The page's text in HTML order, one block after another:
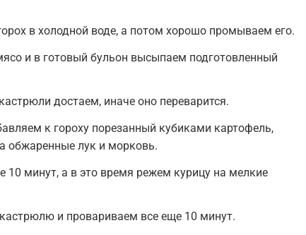
в холодной воде, а потом хорошо промываем его.
и в готовый бульон высыпаем подготовленный
достаем, иначе оно переварится.
к гороху порезанный кубиками картофель,
обжаренные лук и морковь.
10 минут, а в это время режем курицу на мелкие
и провариваем все еще 10 минут.